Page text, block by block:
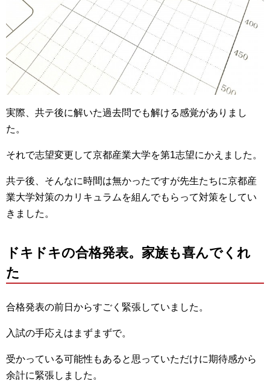
実際、共テ後に解いた過去問でも解ける感覚がありまし
た。
それで志望変更して京都産業大学を第1志望にかえました。
共テ後、そんなに時間は無かったですが先生たちに京都産
業大学対策のカリキュラムを組んでもらって対策をしてい
きました。
ドキドキの合格発表。家族も喜んでくれ
た
合格発表の前日からすごく緊張していました。
入試の手応えはまずまずで。
受かっている可能性もあると思っていただけに期待感から
余計に緊張しました。